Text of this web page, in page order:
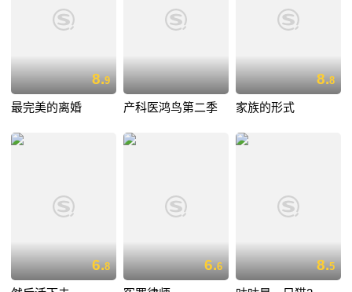
8.9
最完美的离婚 产科医鸿鸟第二季
8.8
家族的形式
6.8 6.6 8.5